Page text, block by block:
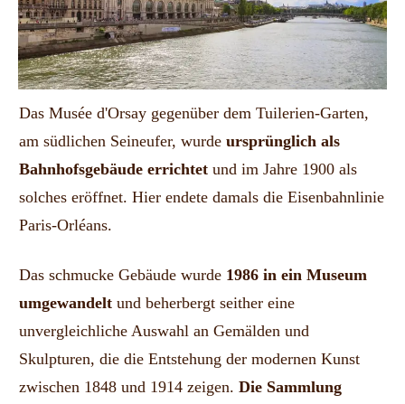
Das Musée d'Orsay gegenüber dem Tuilerien-Garten,
am südlichen Seineufer, wurde ursprünglich als
Bahnhofsgebäude errichtet und im Jahre 1900 als
solches eröffnet. Hier endete damals die Eisenbahnlinie
Paris-Orléans.
Das schmucke Gebäude wurde 1986 in ein Museum
umgewandelt und beherbergt seither eine
unvergleichliche Auswahl an Gemälden und
Skulpturen, die die Entstehung der modernen Kunst
zwischen 1848 und 1914 zeigen. Die Sammlung